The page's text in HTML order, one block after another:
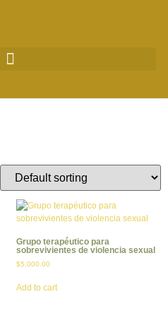
Grupo terapéutico para
sobrevivientes de violencia sexual
$5,000.00
Add to cart